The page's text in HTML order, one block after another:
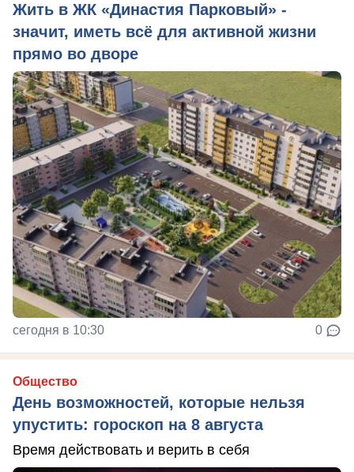
Жить в ЖК «Династия Парковый» -
значит, иметь всё для активной жизни
прямо во дворе
сегодня в 10:30 0
Общество
День возможностей, которые нельзя
упустить: гороскоп на 8 августа
Время действовать и верить в себя